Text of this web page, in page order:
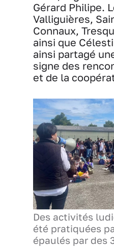
Gérard Philipe.
Valliguières,
Connaux,
ainsi que
ainsi partagé
signe des
et de la
Des activités
été pratiquées
épaulés par des